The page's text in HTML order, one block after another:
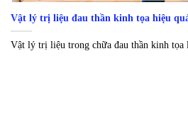
Vật lý trị liệu đau thần kinh tọa hiệu
Vật lý trị liệu trong chữa đau thần kinh tọa